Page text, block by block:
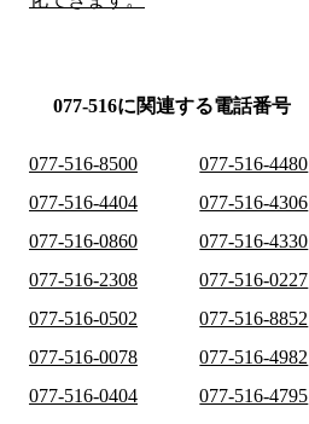
077-516に関連する電話番号
077-516-8500 077-516-4480
077-516-4404
077-516-4306
077-516-0860
077-516-4330
077-516-2308
077-516-0227
077-516-0502
077-516-8852
077-516-0078
077-516-4982
077-516-0404
077-516-4795